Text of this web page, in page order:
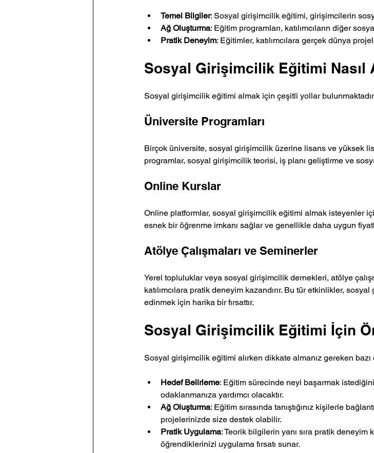
Temel Bilgiler: Sosyal girişimcilik eğitimi, girişimcilerin
Ağ Oluşturma: Eğitim programları, katılımcıların diğer
Pratik Deneyim: Eğitimler, katılımcılara gerçek dünya
Sosyal Girişimcilik Eğitimi Nasıl
Sosyal girişimcilik eğitimi almak için çeşitli yollar
Üniversite Programları
Birçok üniversite, sosyal girişimcilik üzerine lisans ve yüksek
programlar, sosyal girişimcilik teorisi, iş planı geliştirme ve
Online Kurslar
Online platformlar, sosyal girişimcilik eğitimi almak isteyenler
esnek bir öğrenme imkanı sağlar ve genellikle daha uygun
Atölye Çalışmaları ve Seminerler
Yerel topluluklar veya sosyal girişimcilik dernekleri, atölye
katılımcılara pratik deneyim kazandırır. Bu tür etkinlikler,
edinmek için harika bir fırsattır.
Sosyal Girişimcilik Eğitimi İçin
Sosyal girişimcilik eğitimi alırken dikkate almanız gereken
Hedef Belirleme: Eğitim sürecinde neyi başarmak
odaklanmanıza yardımcı olacaktır.
Ağ Oluşturma: Eğitim sırasında tanıştığınız kişilerle
projelerinizde size destek olabilir.
Pratik Uygulama: Teorik bilgilerin yanı sıra pratik deneyim
öğrendiklerinizi uygulama fırsatı sunar.